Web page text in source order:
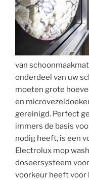
van
onderdeel van uw
moeten grote
en
gereinigd. Perfect
immers de basis
nodig heeft, is een
Electrolux mop
doseersysteem
voorkeur heeft voor